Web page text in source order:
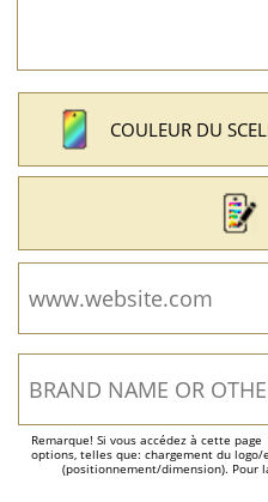
COULEUR DU
Remarque! Si vous accédez à cette
options, telles que: chargement du
(positionnement/dimension). Pour